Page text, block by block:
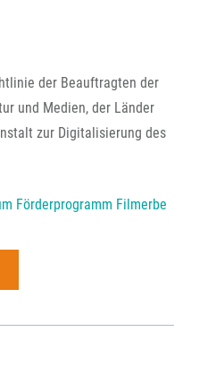
der Beauftragten der
und Medien, der Länder
zur Digitalisierung des
Förderprogramm Filmerbe